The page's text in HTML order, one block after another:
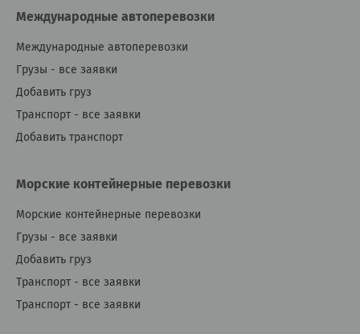
Международные автоперевозки
Международные автоперевозки
Грузы - все заявки
Добавить груз
Транспорт - все заявки
Добавить транспорт
Морские контейнерные перевозки
Морские контейнерные перевозки
Грузы - все заявки
Добавить груз
Транспорт - все заявки
Транспорт - все заявки